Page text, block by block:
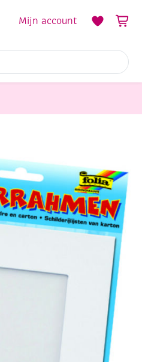
Mijn account